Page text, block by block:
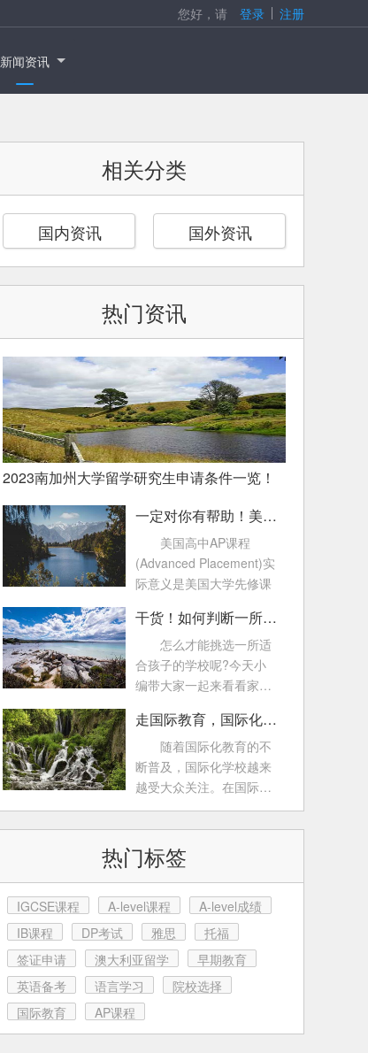
您好，请 登录 注册
新闻资讯
相关分类
国内资讯 国外资讯
热门资讯
2023南加州大学留学研究生申请条件一览！
一定对你有帮助！美国高中AP课程常见问题！
美国高中AP课程
(Advanced Placement)实
际意义是美国大学先修课
干货！如何判断一所国际化学校好不好
怎么才能挑选一所适
合孩子的学校呢?今天小
编带大家一起来看看家长
走国际教育，国际化学校的这些考试一定要知道！
随着国际化教育的不
断普及，国际化学校越来
越受大众关注。在国际教
育这条路上，很多家
热门标签
IGCSE课程 A-level课程
A-level成绩
IB课程
DP考试 雅思
托福
签证申请
澳大利亚留学
早期教育
英语备考
语言学习
院校选择
国际教育
AP课程